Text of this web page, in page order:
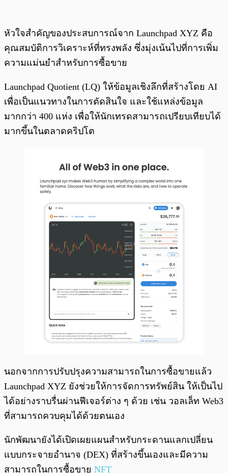
หัวใจสำคัญของประสบการณ์จาก Launchpad XYZ คือ
คุณสมบัติการวิเคราะห์ที่ทรงพลัง ซึ่งมุ่งเน้นไปที่การเพิ่ม
ความแม่นยำสำหรับการซื้อขาย
Launchpad Quotient (LQ) ให้ข้อมูลเชิงลึกที่สร้างโดย AI
เพื่อเป็นแนวทางในการตัดสินใจ และใช้แหล่งข้อมูล
มากกว่า 400 แห่ง เพื่อให้นักเทรดสามารถเปรียบเทียบได้
มากขึ้นในตลาดคริปโต
นอกจากการปรับปรุงความสามารถในการซื้อขายแล้ว
Launchpad XYZ ยังช่วยให้การจัดการทรัพย์สิน ให้เป็นไป
ได้อย่างราบรื่นผ่านฟีเจอร์ต่าง ๆ ด้วย เช่น วอลเล็ท Web3
ที่สามารถควบคุมได้ด้วยตนเอง
นักพัฒนายังได้เปิดเผยแผนสำหรับกระดานแลกเปลี่ยน
แบบกระจายอำนาจ (DEX) ที่สร้างขึ้นเองและมีความ
สามารถในการซื้อขาย NFT